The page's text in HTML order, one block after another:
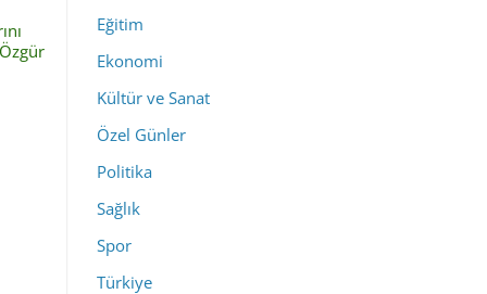
Eğitim
Ekonomi
Kültür ve Sanat
Özel Günler
Politika
Sağlık
Spor
Türkiye